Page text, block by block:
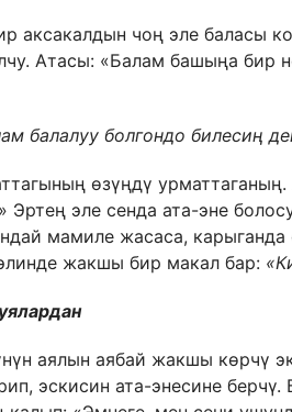
аксакалдын чоң эле баласы
Атасы: «Балам башыңа бир
балалуу болгондо билесиң
өзүңдү
Эртең эле сенда ата-эне
мамиле жасаса,
жакшы бир макал бар:
аялын аябай жакшы көрчү
эскисин ата-энесине